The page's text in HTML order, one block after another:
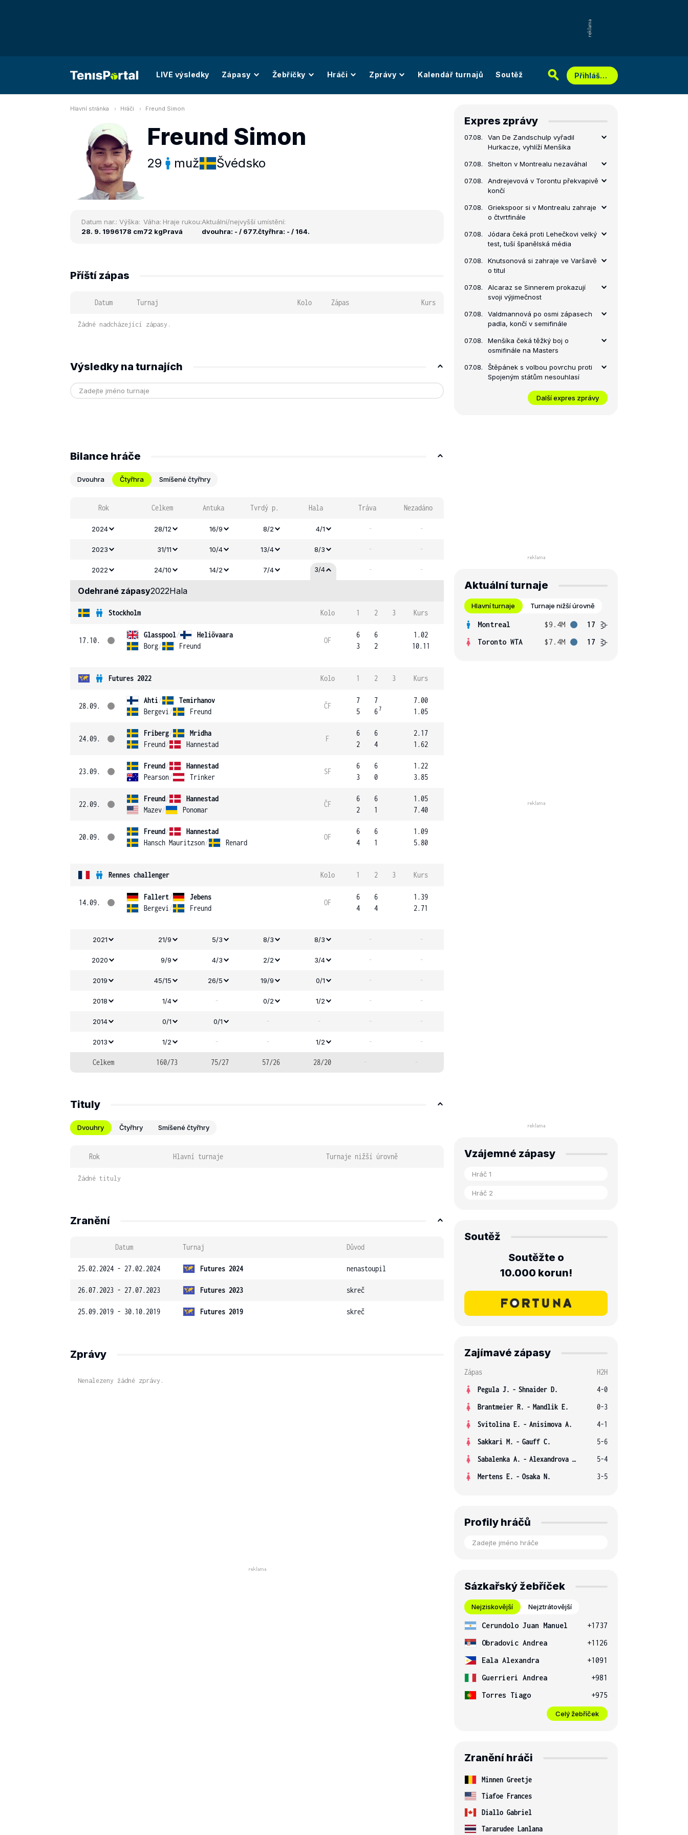
LIVE výsledky Zápasy Žebříčky Hráči Zprávy Kalendář turnajů Soutěž Přihlášení
Hlavní stránka Hráči Freund Simon
Freund Simon
29 muž Švédsko
Datum nar.:
28. 9. 1996
Výška:
178 cm
Váha:
72 kg
Hraje rukou:
Pravá
Aktuální/nejvyšší umístění:
dvouhra: - / 677.čtyřhra: - / 164.
Příští zápas
Datum Turnaj Kolo Zápas Kurs
Žádné nadcházející zápasy.
Výsledky na turnajích
Bilance hráče
Dvouhra Čtyřhra Smíšené čtyřhry
Rok Celkem Antuka Tvrdý p. Hala Tráva Nezadáno
2024 28/12 16/9 8/2 4/1 - -
2023 31/11 10/4 13/4 8/3 - -
2022 24/10 14/2 7/4 3/4 - -
Odehrané zápasy2022Hala
Stockholm Kolo 1 2 3 Kurs
17.10.
Glasspool/
Heliövaara
Borg/ Freund
OF
6
3
6
2
1.02
10.11
Futures 2022 Kolo 1 2 3 Kurs
28.09.
Ahti/
Temirhanov
Bergevi / Freund
ČF
7
5
7
67
7.00
1.05
24.09.
Friberg/
Mridha
Freund/ Hannestad
F
6
2
6
4
2.17
1.62
23.09.
Freund/
Hannestad
Pearson/ Trinker
SF
6
3
6
0
1.22
3.85
22.09.
Freund/
Hannestad
Mazev/ Ponomar
ČF
6
2
6
1
1.05
7.40
20.09.
Freund/
Hannestad
Hansch Mauritzson/ Renard
OF
6
4
6
1
1.09
5.80
Rennes challenger Kolo 1 2 3 Kurs
14.09.
Fallert/
Jebens
Bergevi / Freund
OF
6
4
6
4
1.39
2.71
2021 21/9 5/3 8/3 8/3 - -
2020 9/9 4/3 2/2 3/4 - -
2019 45/15 26/5 19/9 0/1 - -
2018 1/4 - 0/2 1/2 - -
2014 0/1 0/1 - - - -
2013 1/2 - - 1/2 - -
Celkem 160/73 75/27 57/26 28/20 - -
Tituly
Dvouhry Čtyřhry Smíšené čtyřhry
Rok Hlavní turnaje Turnaje nižší úrovně
Žádné tituly
Zranění
Datum Turnaj Důvod
25.02.2024 - 27.02.2024 Futures 2024 nenastoupil
26.07.2023 - 27.07.2023 Futures 2023 skreč
25.09.2019 - 30.10.2019 Futures 2019 skreč
Zprávy
Nenalezeny žádné zprávy.
Expres zprávy
07.08.
Van De Zandschulp vyřadil
Hurkacze, vyhlíží Menšíka
07.08. Shelton v Montrealu nezaváhal
07.08.
Andrejevová v Torontu překvapivě
končí
07.08.
Griekspoor si v Montrealu zahraje
o čtvrtfinále
07.08.
Jódara čeká proti Lehečkovi velký
test, tuší španělská média
07.08.
Knutsonová si zahraje ve Varšavě
o titul
07.08.
Alcaraz se Sinnerem prokazují
svoji výjimečnost
07.08.
Valdmannová po osmi zápasech
padla, končí v semifinále
07.08.
Menšíka čeká těžký boj o
osmifinále na Masters
07.08.
Štěpánek s volbou povrchu proti
Spojeným státům nesouhlasí
Další expres zprávy
Aktuální turnaje
Hlavní turnaje Turnaje nižší úrovně
Montreal $9.4M
17
Toronto WTA
$7.4M 17
Vzájemné zápasy
Soutěž
Soutěžte o
10.000 korun!
Zajímavé zápasy
Zápas
H2H
Pegula J. - Shnaider D.
4-0
Brantmeier R. - Mandlik E.
0-3
Svitolina E. - Anisimova A.
4-1
Sakkari M. - Gauff C.
5-6
Sabalenka A. - Alexandrova E.
5-4
Mertens E. - Osaka N. 3-5
Profily hráčů
Sázkařský žebříček
Nejziskovější Nejztrátovější
Cerundolo Juan Manuel
+1737
Obradovic Andrea
+1126
Eala Alexandra
+1091
Guerrieri Andrea
+981
Torres Tiago
+975
Celý žebříček
Zranění hráči
Minnen Greetje
Tiafoe Frances
Diallo Gabriel
Tararudee Lanlana